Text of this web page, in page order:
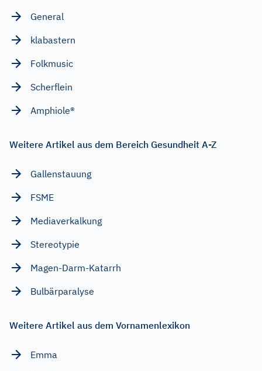
General
klabastern
Folkmusic
Scherflein
Amphiole®
Weitere Artikel aus dem Bereich Gesundheit A-Z
Gallenstauung
FSME
Mediaverkalkung
Stereotypie
Magen-Darm-Katarrh
Bulbärparalyse
Weitere Artikel aus dem Vornamenlexikon
Emma